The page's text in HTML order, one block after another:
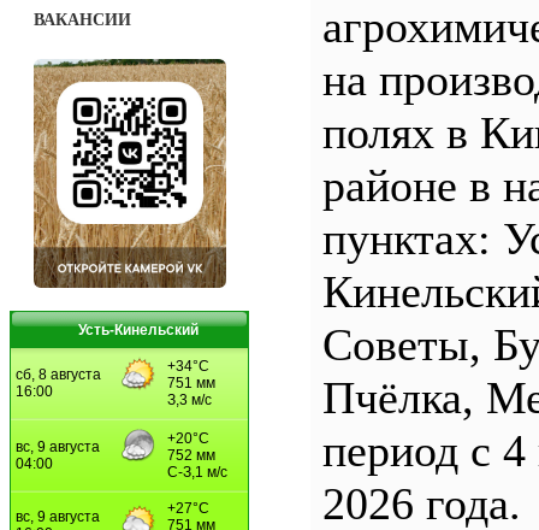
ВАКАНСИИ
Усть-Кинельский
на
полях в
районе в
пунктах:
Советы,
Пчёлка,
период с 4
2026 года.